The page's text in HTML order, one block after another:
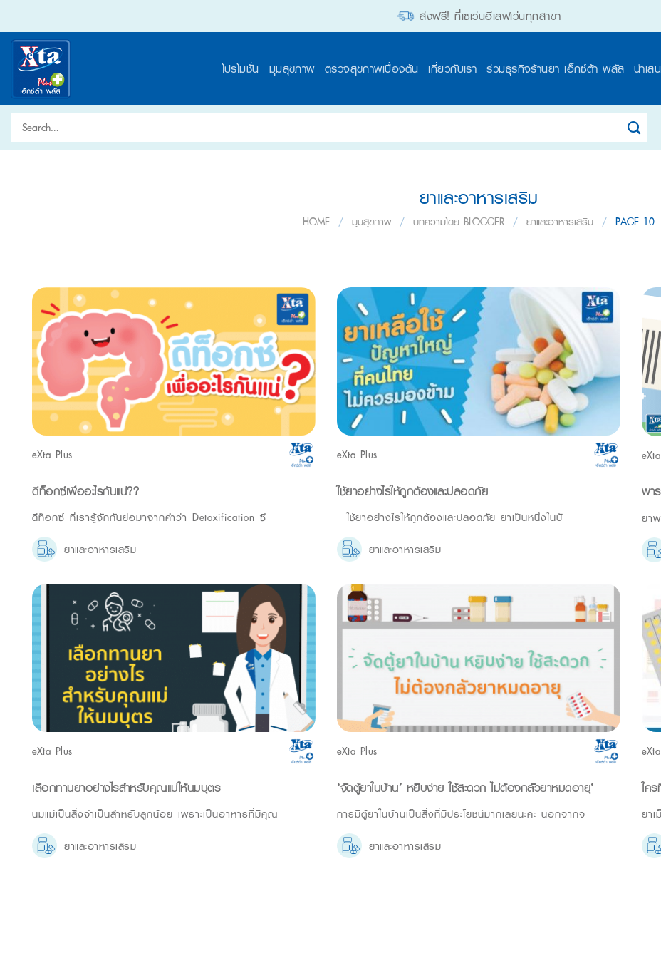
content
ส่งฟรี! ที่เซเว่นอีเลฟเว่นทุกสาขา
โปรโมชั่น มุมสุขภาพ ตรวจสุขภาพเบื้องต้น เกี่ยวกับเรา ร่วมธุรกิจร้านยา เอ็กซ์ต้า พลัส นำเ
Search
for:
ยาและอาหารเสริม
HOME / มุมสุขภาพ / บทความโดย BLOGGER / ยาและอาหารเสริม / PAGE 10
eXta Plus
ดีท็อกซ์เพื่ออะไรกันแน่??
ดีท็อกซ์ ที่เรารู้จักกันย่อมาจากคำว่า Detoxification ซึ
ยาและอาหารเสริม
eXta Plus
ใช้ยาอย่างไรให้ถูกต้องและปลอดภัย
ใช้ยาอย่างไรให้ถูกต้องและปลอดภัย ยาเป็นหนึ่งในปั
ยาและอาหารเสริม
พา
ยา
eXta Plus
เลือกทานยาอย่างไรสำหรับคุณแม่ให้นมบุตร
นมแม่เป็นสิ่งจำเป็นสำหรับลูกน้อย เพราะเป็นอาหารที่มีคุณ
ยาและอาหารเสริม
eXta Plus
‘จัดตู้ยาในบ้าน’ หยิบง่าย ใช้สะดวก ไม่ต้องกลัวยาหมดอายุ‘
การมีตู้ยาในบ้านเป็นสิ่งที่มีประโยชน์มากเลยนะคะ นอกจากจ
ยาและอาหารเสริม
ใค
ยา